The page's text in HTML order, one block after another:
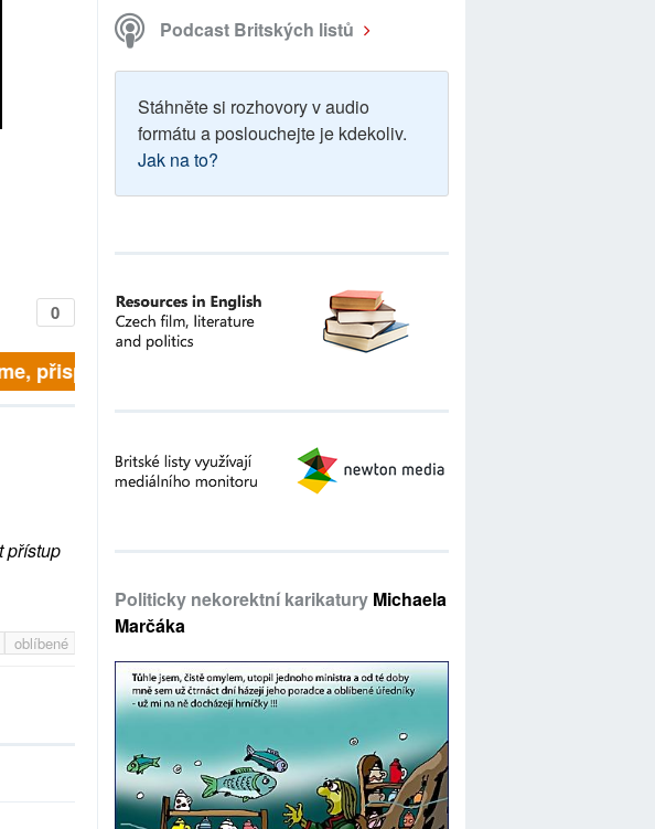
0
přispějte. ➥
přístup
oblíbené
Podcast Britských listů
Stáhněte si rozhovory v audio
formátu a poslouchejte je kdekoliv.
Jak na to?
Politicky nekorektní karikatury Michaela
Marčáka